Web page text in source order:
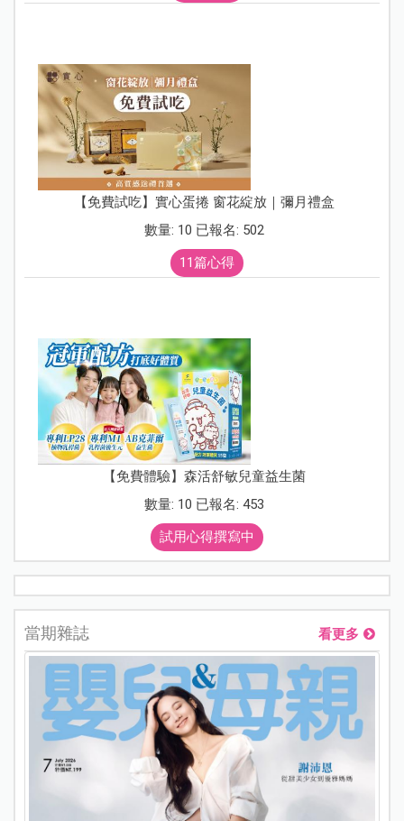
【免費試吃】實心蛋捲 窗花綻放｜彌月禮盒
數量: 10 已報名: 502
11篇心得
【免費體驗】森活舒敏兒童益生菌
數量: 10 已報名: 453
試用心得撰寫中
當期雜誌 看更多